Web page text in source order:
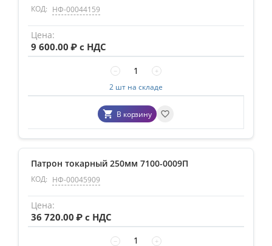
КОД: НФ-00044159
9 600.00 ₽ с НДС
+
−
2 шт на складе
В корзину
Патрон токарный 250мм 7100-0009П
КОД: НФ-00045909
36 720.00 ₽ с НДС
+
−